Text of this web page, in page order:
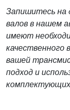
Запишитесь на
валов в нашем
имеют
качественного
вашей
подход и